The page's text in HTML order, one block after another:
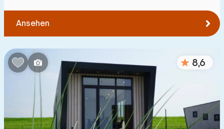
1 2
Zum Wasser
5 10 20
Zu öffentlichen Verkehrsmitteln (max. km):
0,2 0,5 1 2 5
Ansehen
8,6